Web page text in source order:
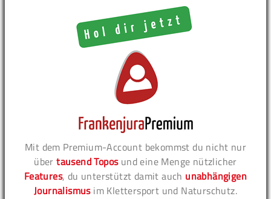
Mit dem Premium-Account bekommst du nicht nur
übertausend Toposund eine Menge nützlicher
Features, du unterstützt damit auch unabhängigen
Journalismusim Klettersport und Naturschutz.